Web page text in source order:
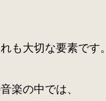
も大切な要素です。
楽の中では、